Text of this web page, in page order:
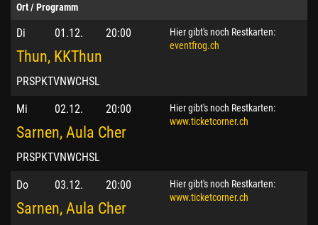
Ort / Programm
Di 01.12. 20:00
Thun, KKThun
PRSPKTVNWCHSL
Hier gibt's noch Restkarten:
eventfrog.ch
Mi 02.12. 20:00
Sarnen, Aula Cher
PRSPKTVNWCHSL
Hier gibt's noch Restkarten:
www.ticketcorner.ch
Do 03.12. 20:00
Sarnen, Aula Cher
Hier gibt's noch Restkarten:
www.ticketcorner.ch